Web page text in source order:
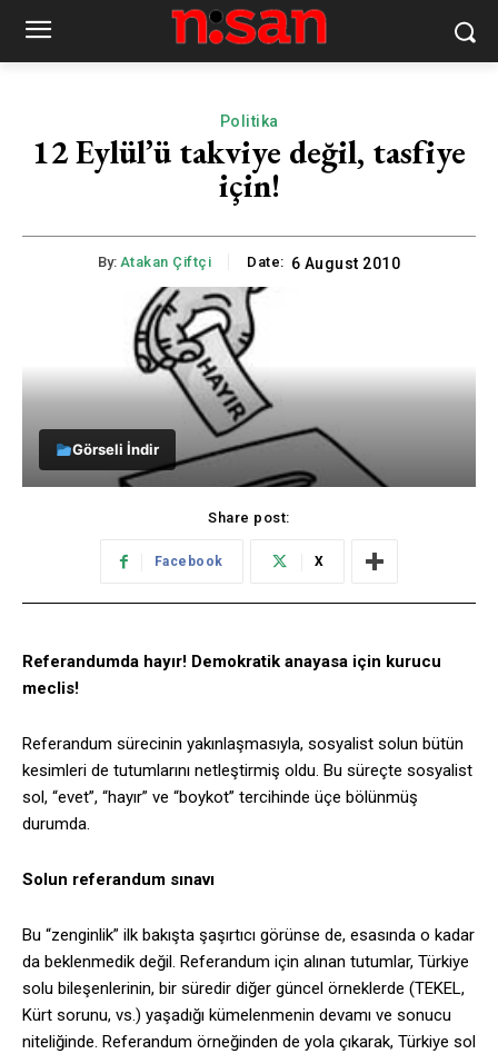
Politika
12 Eylül’ü takviye değil, tasfiye
için!
By: Atakan Çiftçi Date: 6 August 2010
Görseli İndir
Share post:
Facebook X
Referandumda hayır! Demokratik anayasa için kurucu
meclis!
Referandum sürecinin yakınlaşmasıyla, sosyalist solun bütün
kesimleri de tutumlarını netleştirmiş oldu. Bu süreçte sosyalist
sol, “evet”, “hayır” ve “boykot” tercihinde üçe bölünmüş
durumda.
Solun referandum sınavı
Bu “zenginlik” ilk bakışta şaşırtıcı görünse de, esasında o kadar
da beklenmedik değil. Referandum için alınan tutumlar, Türkiye
solu bileşenlerinin, bir süredir diğer güncel örneklerde (TEKEL,
Kürt sorunu, vs.) yaşadığı kümelenmenin devamı ve sonucu
niteliğinde. Referandum örneğinden de yola çıkarak, Türkiye sol